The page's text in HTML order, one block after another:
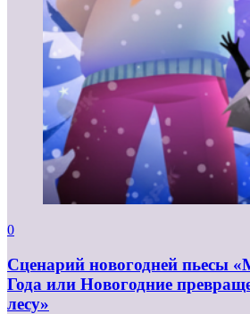
0
Сценарий новогодней пьесы
Года или Новогодние
лесу»